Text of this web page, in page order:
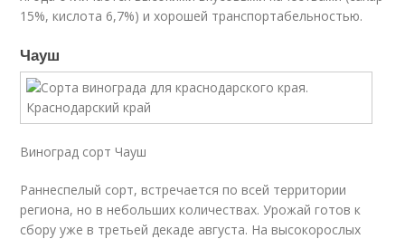
15%, кислота 6,7%) и хорошей транспортабельностью.
Чауш
Виноград сорт Чауш
Раннеспелый сорт, встречается по всей территории
региона, но в небольших количествах. Урожай готов к
сбору уже в третьей декаде августа. На высокорослых